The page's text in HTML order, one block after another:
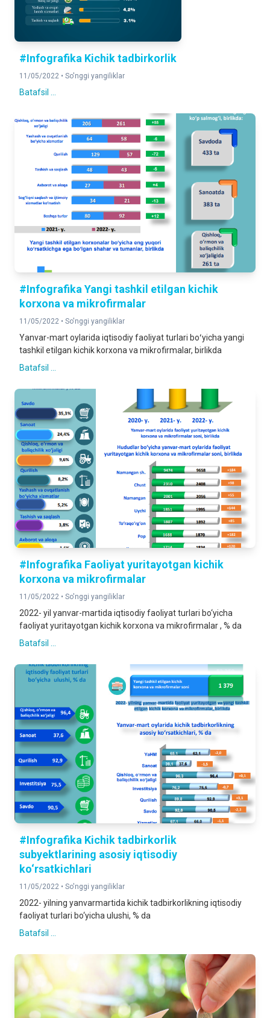
#Infografika Kichik tadbirkorlik
11/05/2022 • So'nggi yangiliklar
Batafsil ...
#Infografika Yangi tashkil etilgan kichik
korxona va mikrofirmalar
11/05/2022 • So'nggi yangiliklar
Yanvar-mart oylarida iqtisodiy faoliyat turlari boʻyicha yangi
tashkil etilgan kichik korxona va mikrofirmalar, birlikda
Batafsil ...
#Infografika Faoliyat yuritayotgan kichik
korxona va mikrofirmalar
11/05/2022 • So'nggi yangiliklar
2022- yil yanvar-martida iqtisodiy faoliyat turlari bo‘yicha
faoliyat yuritayotgan kichik korxona va mikrofirmalar , % da
Batafsil ...
#Infografika Kichik tadbirkorlik
subyektlarining asosiy iqtisodiy
ko‘rsatkichlari
11/05/2022 • So'nggi yangiliklar
2022- yilning yanvarmartida kichik tadbirkorlikning iqtisodiy
faoliyat turlari bo‘yicha ulushi, % da
Batafsil ...